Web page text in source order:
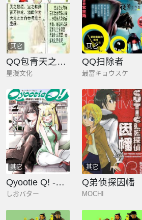
其它
QQ包青天之龙王宝藏
星漫文化
其它
QQ扫除者
最富キョウスケ
其它
Qyootie Q! -与麒麟娘婚约的那些事-
しおバター
其它
Q弟侦探因幡
MOCHI